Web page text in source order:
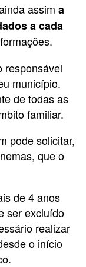
assim a
a cada
responsável
município.
de todas as
familiar.
pode solicitar,
que o
de 4 anos
ser excluído
realizar
o início